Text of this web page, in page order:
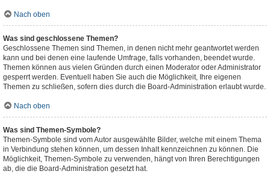
Nach oben
Was sind geschlossene Themen?
Geschlossene Themen sind Themen, in denen nicht mehr geantwortet werden
kann und bei denen eine laufende Umfrage, falls vorhanden, beendet wurde.
Themen können aus vielen Gründen durch einen Moderator oder Administrator
gesperrt werden. Eventuell haben Sie auch die Möglichkeit, Ihre eigenen
Themen zu schließen, sofern dies durch die Board-Administration erlaubt wurde.
Nach oben
Was sind Themen-Symbole?
Themen-Symbole sind vom Autor ausgewählte Bilder, welche mit einem Thema
in Verbindung stehen können, um dessen Inhalt kennzeichnen zu können. Die
Möglichkeit, Themen-Symbole zu verwenden, hängt von Ihren Berechtigungen
ab, die die Board-Administration gesetzt hat.